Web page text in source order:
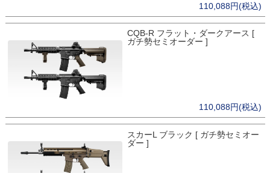
110,088円(税込)
CQB-R フラット・ダークアース [
ガチ勢セミオーダー ]
110,088円(税込)
スカーL ブラック [ ガチ勢セミオー
ダー ]